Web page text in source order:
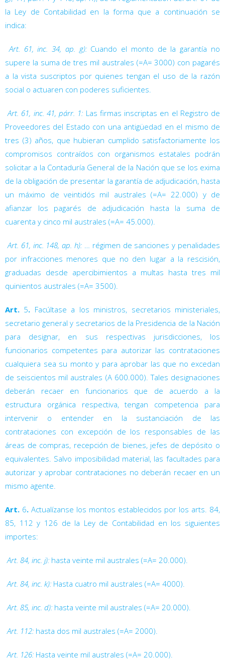
la Ley de Contabilidad en la forma que a continuación se
indica:
Art. 61, inc. 34, ap. g):Cuando el monto de la garantía no
supere la suma de tres mil australes (=A= 3000) con pagarés
a la vista suscriptos por quienes tengan el uso de la razón
social o actuaren con poderes suficientes.
Art. 61, inc. 41, párr. 1: Las firmas inscriptas en el Registro de
Proveedores del Estado con una antigüedad en el mismo de
tres (3) años, que hubieran cumplido satisfactoriamente los
compromisos contraídos con organismos estatales podrán
solicitar a la Contaduría General de la Nación que se los exima
de la obligación de presentar la garantía de adjudicación, hasta
un máximo de veintidós mil australes (=A= 22.000) y de
afianzar los pagarés de adjudicación hasta la suma de
cuarenta y cinco mil australes (=A= 45.000).
Art. 61, inc. 148, ap. h): … régimen de sanciones y penalidades
por infracciones menores que no den lugar a la rescisión,
graduadas desde apercibimientos a multas hasta tres mil
quinientos australes (=A= 3500).
Art. 5. Facúltase a los ministros, secretarios ministeriales,
secretario general y secretarios de la Presidencia de la Nación
para designar, en sus respectivas jurisdicciones, los
funcionarios competentes para autorizar las contrataciones
cualquiera sea su monto y para aprobar las que no excedan
de seiscientos mil australes (A 600.000). Tales designaciones
deberán recaer en funcionarios que de acuerdo a la
estructura orgánica respectiva, tengan competencia para
intervenir o entender en la sustanciación de las
contrataciones con excepción de los responsables de las
áreas de compras, recepción de bienes, jefes de depósito o
equivalentes. Salvo imposibilidad material, las facultades para
autorizar y aprobar contrataciones no deberán recaer en un
mismo agente.
Art. 6. Actualízanse los montos establecidos por los arts. 84,
85, 112 y 126 de la Ley de Contabilidad en los siguientes
importes:
Art. 84, inc. j): hasta veinte mil australes (=A= 20.000).
Art. 84, inc. k): Hasta cuatro mil australes (=A= 4000).
Art. 85, inc. d): hasta veinte mil australes (=A= 20.000).
Art. 112: hasta dos mil australes (=A= 2000).
Art. 126: Hasta veinte mil australes (=A= 20.000).